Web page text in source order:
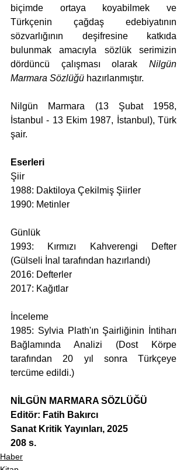
biçimde ortaya koyabilmek ve
Türkçenin çağdaş edebiyatının
sözvarlığının deşifresine katkıda
bulunmak amacıyla sözlük serimizin
dördüncü çalışması olarak Nilgün
Marmara Sözlüğü hazırlanmıştır.
Nilgün Marmara (13 Şubat 1958,
İstanbul - 13 Ekim 1987, İstanbul), Türk
şair.
Eserleri
Şiir
1988: Daktiloya Çekilmiş Şiirler
1990: Metinler
Günlük
1993: Kırmızı Kahverengi Defter
(Gülseli İnal tarafından hazırlandı)
2016: Defterler
2017: Kağıtlar
İnceleme
1985: Sylvia Plath'ın Şairliğinin İntiharı
Bağlamında Analizi (Dost Körpe
tarafından 20 yıl sonra Türkçeye
tercüme edildi.)
NİLGÜN MARMARA SÖZLÜĞÜ
Editör: Fatih Bakırcı
Sanat Kritik Yayınları, 2025
208 s.
Haber